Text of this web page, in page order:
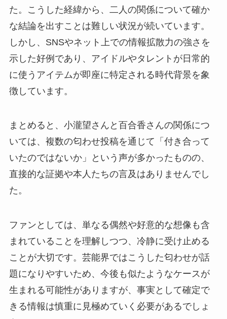
た。こうした経緯から、二人の関係について確か
な結論を出すことは難しい状況が続いています。
しかし、SNSやネット上での情報拡散力の強さを
示した好例であり、アイドルやタレントが日常的
に使うアイテムが即座に特定される時代背景を象
徴しています。
まとめると、小瀧望さんと百合香さんの関係につ
いては、複数の匂わせ投稿を通じて「付き合って
いたのではないか」という声が多かったものの、
直接的な証拠や本人たちの言及はありませんでし
た。
ファンとしては、単なる偶然や好意的な想像も含
まれていることを理解しつつ、冷静に受け止める
ことが大切です。芸能界ではこうした匂わせが話
題になりやすいため、今後も似たようなケースが
生まれる可能性がありますが、事実として確定で
きる情報は慎重に見極めていく必要があるでしょ